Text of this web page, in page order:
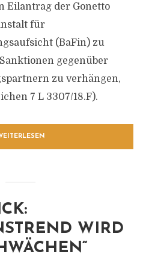
Eilantrag der Gonetto
für
(BaFin) zu
gegenüber
zu verhängen,
7 L 3307/18.F).
WIRD